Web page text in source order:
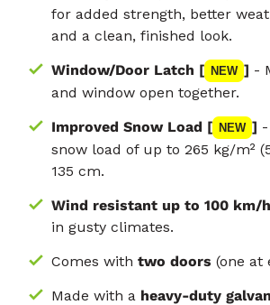
for added strength, better
and a clean, finished look.
Window/Door Latch [ NEW ] -
and window open together.
Improved Snow Load [ NEW ]
snow load of up to 265 kg/m²
135 cm.
Wind resistant up to 100 km/h
in gusty climates.
Comes with two doors (one at
Made with a heavy-duty